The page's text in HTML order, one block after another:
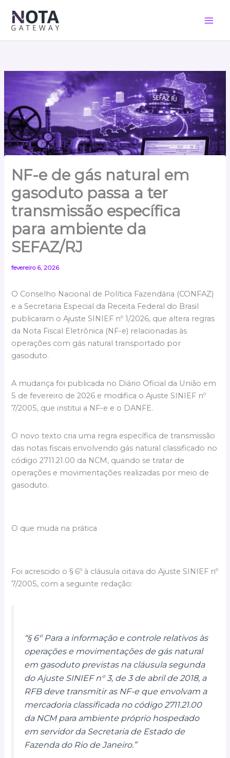
para
conteúdo
NF-e de gás natural em
gasoduto passa a ter
transmissão específica
para ambiente da
SEFAZ/RJ
fevereiro 6, 2026
O Conselho Nacional de Política Fazendária (CONFAZ)
e a Secretaria Especial da Receita Federal do Brasil
publicaram o Ajuste SINIEF nº 1/2026, que altera regras
da Nota Fiscal Eletrônica (NF-e) relacionadas às
operações com gás natural transportado por
gasoduto.
A mudança foi publicada no Diário Oficial da União em
5 de fevereiro de 2026 e modifica o Ajuste SINIEF nº
7/2005, que institui a NF-e e o DANFE.
O novo texto cria uma regra específica de transmissão
das notas fiscais envolvendo gás natural classificado no
código 2711.21.00 da NCM, quando se tratar de
operações e movimentações realizadas por meio de
gasoduto.
O que muda na prática
Foi acrescido o § 6º à cláusula oitava do Ajuste SINIEF nº
7/2005, com a seguinte redação:
“§ 6º Para a informação e controle relativos às
operações e movimentações de gás natural
em gasoduto previstas na cláusula segunda
do Ajuste SINIEF n° 3, de 3 de abril de 2018, a
RFB deve transmitir as NF-e que envolvam a
mercadoria classificada no código 2711.21.00
da NCM para ambiente próprio hospedado
em servidor da Secretaria de Estado de
Fazenda do Rio de Janeiro.”